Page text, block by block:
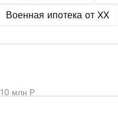
Военная ипотека от XX
10 млн Р